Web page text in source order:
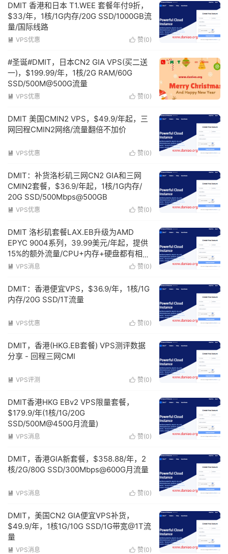
DMIT 香港和日本 T1.WEE 套餐年付9折，
$33/年，1核/1G内存/20G SSD/1000GB流
量/国际线路
 赞(0)
 VPS优惠
#圣诞#DMIT，日本CN2 GIA VPS(买二送
一)，$199.99/年，1核/2G RAM/60G
SSD/500M@500G流量
 赞(0)
 VPS优惠
DMIT 美国CMIN2 VPS，$49.9/年起，三
网回程CMIN2网络/流量翻倍不加价
 赞(0)
 VPS优惠
DMIT：补货洛杉矶三网CN2 GIA和三网
CMIN2套餐，$36.9/年起，1核/1G内存/
20G SSD/500Mbps@500GB
 赞(0)
 VPS优惠
DMIT 洛杉矶套餐LAX.EB升级为AMD
EPYC 9004系列，39.99美元/年起，提供
15%的额外流量/CPU+内存+硬盘都有相应
升级
 赞(0)
 VPS消息
DMIT：香港便宜VPS，$36.9/年，1核/1G
内存/20G SSD/1T流量
 赞(0)
 VPS优惠
DMIT，香港(HKG.EB套餐) VPS测评数据
分享 - 回程三网CMI
 赞(0)
 VPS评测
DMIT香港HKG EBv2 VPS限量套餐，
$179.9/年(1核/1G/20G
SSD/500M@450G月流量)
 赞(0)
 VPS消息
DMIT，香港GIA新套餐，$358.88/年，2
核/2G/80G SSD/300Mbps@600G月流量
 赞(0)
 VPS消息
DMIT，美国CN2 GIA便宜VPS补货，
$49.9/年，1核1G/10G SSD/1G带宽@1T流
量
 赞(0)
 VPS消息